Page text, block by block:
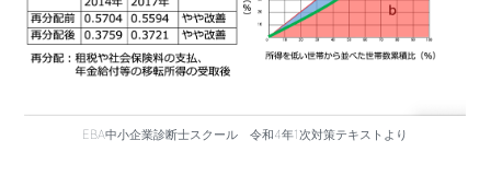
EBA中小企業診断士スクール 令和4年1次対策テキストより